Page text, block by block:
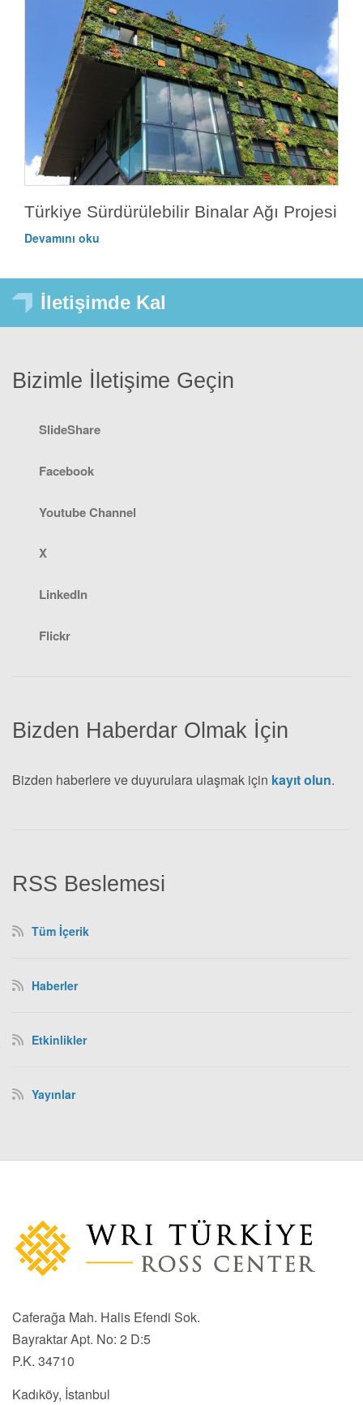
Türkiye Sürdürülebilir Binalar Ağı Projesi
Devamını oku
İletişimde Kal
RSS Beslemesi
Tüm İçerik
Haberler
Etkinlikler
Yayınlar
Bizden Haberdar Olmak İçin
Bizden haberlere ve duyurulara ulaşmak için kayıt olun.
Bizimle İletişime Geçin
SlideShare
Facebook
Youtube Channel
X
LinkedIn
Flickr
Caferağa Mah. Halis Efendi Sok.
Bayraktar Apt. No: 2 D:5
P.K. 34710
Kadıköy, İstanbul